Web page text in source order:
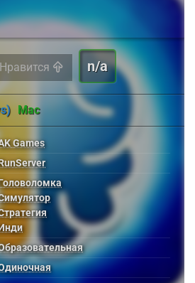
Нравится n/a
Mac
Games